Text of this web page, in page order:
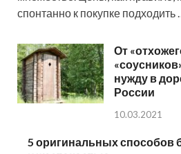
спонтанно к покупке подходить …
От
нужду в
России
10.03.2021
5 оригинальных способов